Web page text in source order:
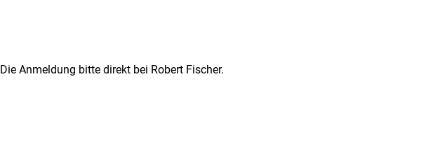
Die Anmeldung bitte direkt bei Robert Fischer.